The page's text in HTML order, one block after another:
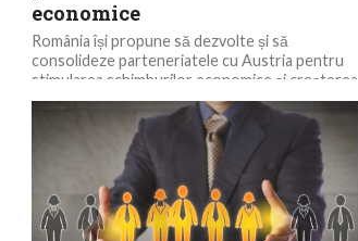
economice
România își propune să dezvolte și să
consolideze parteneriatele cu Austria pentru
stimularea schimburilor economice și creșterea
capacităților de producție în industrie,...